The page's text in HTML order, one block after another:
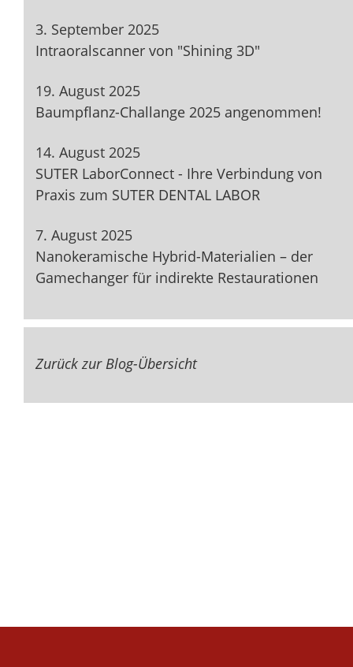
3. September 2025
Intraoralscanner von "Shining 3D"
19. August 2025
Baumpflanz-Challange 2025 angenommen!
14. August 2025
SUTER LaborConnect - Ihre Verbindung von
Praxis zum SUTER DENTAL LABOR
7. August 2025
Nanokeramische Hybrid-Materialien – der
Gamechanger für indirekte Restaurationen
Zurück zur Blog-Übersicht